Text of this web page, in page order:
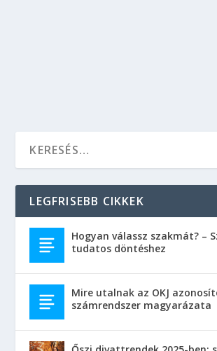
LEGFRISEBB CIKKEK
Hogyan válassz szakmát? –
tudatos döntéshez
Mire utalnak az OKJ
számrendszer magyarázata